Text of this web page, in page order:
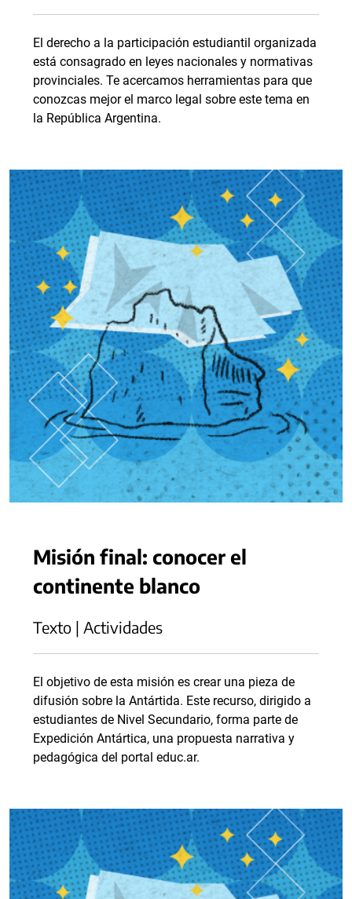
El derecho a la participación estudiantil organizada
está consagrado en leyes nacionales y normativas
provinciales. Te acercamos herramientas para que
conozcas mejor el marco legal sobre este tema en
la República Argentina.
Misión final: conocer el
continente blanco
Texto | Actividades
El objetivo de esta misión es crear una pieza de
difusión sobre la Antártida. Este recurso, dirigido a
estudiantes de Nivel Secundario, forma parte de
Expedición Antártica, una propuesta narrativa y
pedagógica del portal educ.ar.